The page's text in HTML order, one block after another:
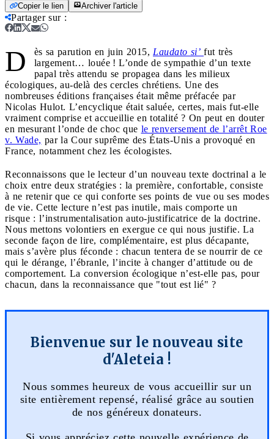
Copier le lien Archiver l'article
Partager sur:
D ès sa parution en juin 2015, Laudato si’ fut très
largement… louée ! L’onde de sympathie d’un texte
papal très attendu se propagea dans les milieux
écologiques, au-delà des cercles chrétiens. Une des
nombreuses éditions françaises était même préfacée par
Nicolas Hulot. L’encyclique était saluée, certes, mais fut-elle
vraiment comprise et accueillie en totalité ? On peut en douter
en mesurant l’onde de choc que le renversement de l’arrêt Roe
v. Wade, par la Cour suprême des États-Unis a provoqué en
France, notamment chez les écologistes.
Reconnaissons que le lecteur d’un nouveau texte doctrinal a le
choix entre deux stratégies : la première, confortable, consiste
à ne retenir que ce qui conforte ses points de vue ou ses modes
de vie. Cette lecture n’est pas inutile, mais comporte un
risque : l’instrumentalisation auto-justificatrice de la doctrine.
Nous mettons volontiers en exergue ce qui nous justifie. La
seconde façon de lire, complémentaire, est plus décapante,
mais s’avère plus féconde : chacun tentera de se nourrir de ce
qui le dérange, l’ébranle, l’incite à changer d’attitude ou de
comportement. La conversion écologique n’est-elle pas, pour
chacun, dans la reconnaissance que "tout est lié" ?
Bienvenue sur le nouveau site
d'Aleteia !
Nous sommes heureux de vous accueillir sur un
site entièrement repensé, réalisé grâce au soutien
de nos généreux donateurs.